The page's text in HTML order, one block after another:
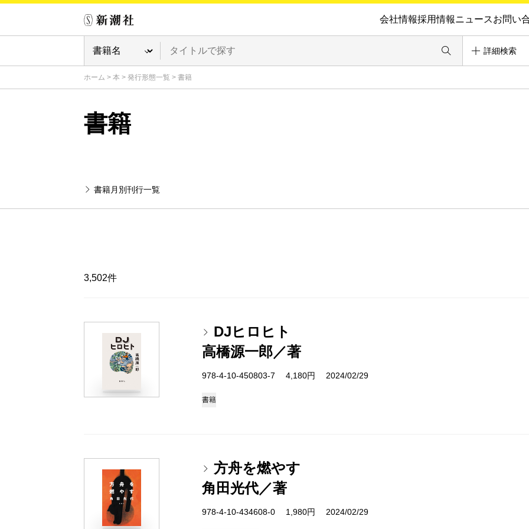
会社情報採用情報ニュースお問い
詳細検索
ホーム > 本 > 発行形態一覧 > 書籍
書籍
書籍月別刊行一覧
3,502件
DJヒロヒト
高橋源一郎／著
978-4-10-450803-7 4,180円 2024/02/29
書籍
方舟を燃やす
角田光代／著
978-4-10-434608-0 1,980円 2024/02/29